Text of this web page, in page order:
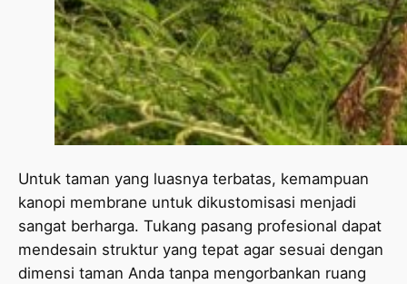
Untuk taman yang luasnya terbatas, kemampuan
kanopi membrane untuk dikustomisasi menjadi
sangat berharga. Tukang pasang profesional dapat
mendesain struktur yang tepat agar sesuai dengan
dimensi taman Anda tanpa mengorbankan ruang